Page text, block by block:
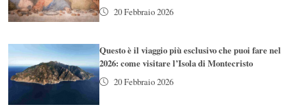
20 Febbraio 2026
Questo è il viaggio più esclusivo che puoi fare nel
2026: come visitare l’Isola di Montecristo
20 Febbraio 2026